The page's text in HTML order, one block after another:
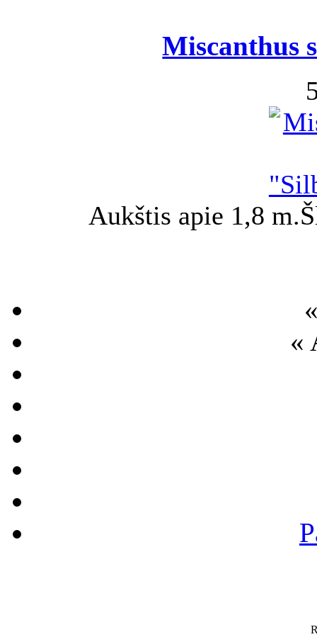
Miscanthus
Aukštis apie 1,8
«